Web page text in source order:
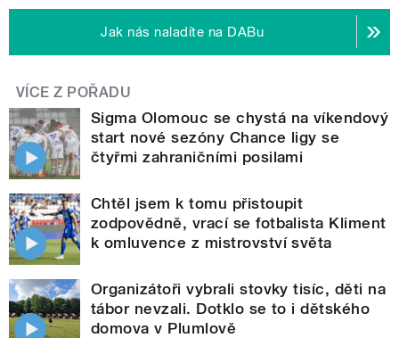
Jak nás naladíte na DABu
VÍCE Z POŘADU
Sigma Olomouc se chystá na víkendový
start nové sezóny Chance ligy se
čtyřmi zahraničními posilami
Chtěl jsem k tomu přistoupit
zodpovědně, vrací se fotbalista Kliment
k omluvence z mistrovství světa
Organizátoři vybrali stovky tisíc, děti na
tábor nevzali. Dotklo se to i dětského
domova v Plumlově